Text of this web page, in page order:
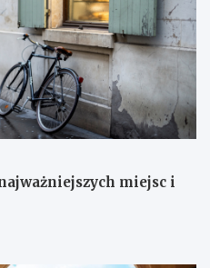
miejsc i